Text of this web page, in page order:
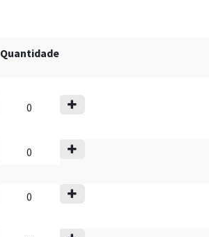
Quantidade